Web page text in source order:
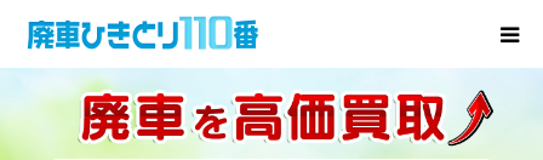
廃車･事故車の買取